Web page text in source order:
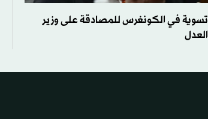
تسوية في الكونغرس للمصادقة على وزير
العدل